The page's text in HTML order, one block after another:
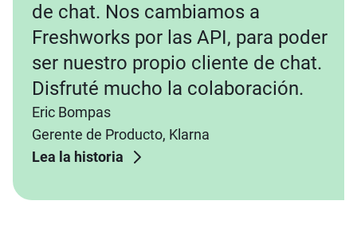
de chat. Nos cambiamos a
Freshworks por las API, para poder
ser nuestro propio cliente de chat.
Disfruté mucho la colaboración.
Eric Bompas
Gerente de Producto, Klarna
Lea la historia